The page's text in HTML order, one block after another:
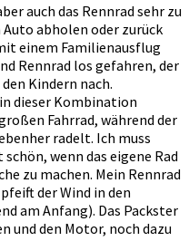
auch das Rennrad sehr zu
abholen oder zurück
einem Familienausflug
Rennrad los gefahren, der
Kindern nach.
dieser Kombination
Fahrrad, während der
radelt. Ich muss
wenn das eigene Rad
zu machen. Mein Rennrad
der Wind in den
am Anfang). Das Packster
und den Motor, noch dazu